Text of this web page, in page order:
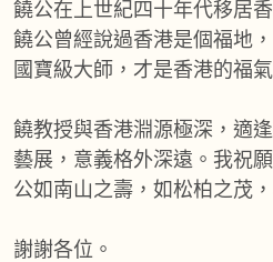
饒公在上世紀四十年代移居
饒公曾經說過香港是個福地
國寶級大師，才是香港的福氣
饒教授與香港淵源極深，適
藝展，意義格外深遠。我祝
公如南山之壽，如松柏之茂
謝謝各位。